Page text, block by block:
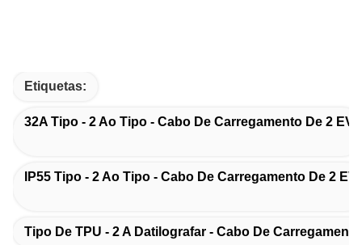
Etiquetas:
32A Tipo - 2 Ao Tipo - Cabo De Carregamento De 2 EV
IP55 Tipo - 2 Ao Tipo - Cabo De Carregamento De 2 EV
Tipo De TPU - 2 A Datilografar - Cabo De